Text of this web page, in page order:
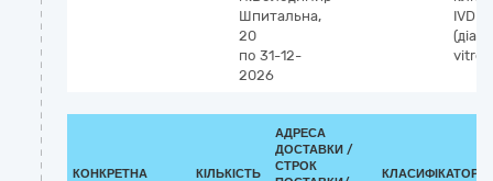
Шпитальна,
20
по 31-12-
2026
IVD
vitro)
КОНКРЕТНА
КІЛЬКІСТЬ
АДРЕСА
ДОСТАВКИ /
СТРОК
КЛАСИФІКАТОР